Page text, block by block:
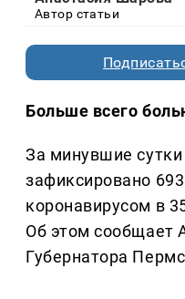
Автор статьи
Больше всего
За минувшие
зафиксировано
коронавирусом в
Об этом сообщает
Губернатора